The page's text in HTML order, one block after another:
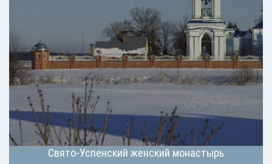
Свято-Успенский женский монастырь